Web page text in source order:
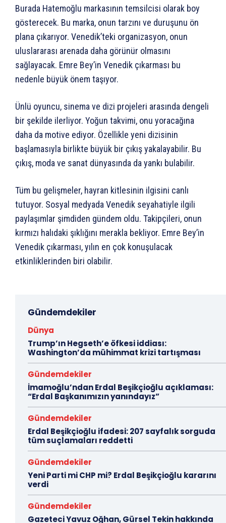
Burada Hatemoğlu markasının temsilcisi olarak boy
gösterecek. Bu marka, onun tarzını ve duruşunu ön
plana çıkarıyor. Venedik’teki organizasyon, onun
uluslararası arenada daha görünür olmasını
sağlayacak. Emre Bey’in Venedik çıkarması bu
nedenle büyük önem taşıyor.
Ünlü oyuncu, sinema ve dizi projeleri arasında dengeli
bir şekilde ilerliyor. Yoğun takvimi, onu yoracağına
daha da motive ediyor. Özellikle yeni dizisinin
başlamasıyla birlikte büyük bir çıkış yakalayabilir. Bu
çıkış, moda ve sanat dünyasında da yankı bulabilir.
Tüm bu gelişmeler, hayran kitlesinin ilgisini canlı
tutuyor. Sosyal medyada Venedik seyahatiyle ilgili
paylaşımlar şimdiden gündem oldu. Takipçileri, onun
kırmızı halıdaki şıklığını merakla bekliyor. Emre Bey’in
Venedik çıkarması, yılın en çok konuşulacak
etkinliklerinden biri olabilir.
Gündemdekiler
Dünya
Trump’ın Hegseth’e öfkesi iddiası:
Washington’da mühimmat krizi tartışması
Gündemdekiler
İmamoğlu’ndan Erdal Beşikçioğlu açıklaması:
“Erdal Başkanımızın yanındayız”
Gündemdekiler
Erdal Beşikçioğlu ifadesi: 207 sayfalık sorguda
tüm suçlamaları reddetti
Gündemdekiler
Yeni Parti mi CHP mi? Erdal Beşikçioğlu kararını
verdi
Gündemdekiler
Gazeteci Yavuz Oğhan, Gürsel Tekin hakkında